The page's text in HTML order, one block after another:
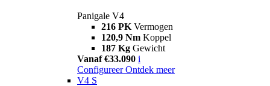
Panigale V4
216 PK Vermogen
120,9 Nm Koppel
187 Kg Gewicht
Vanaf €33.090 i
Configureer Ontdek meer
V4 S